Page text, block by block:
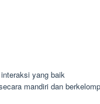
yang baik
mandiri dan